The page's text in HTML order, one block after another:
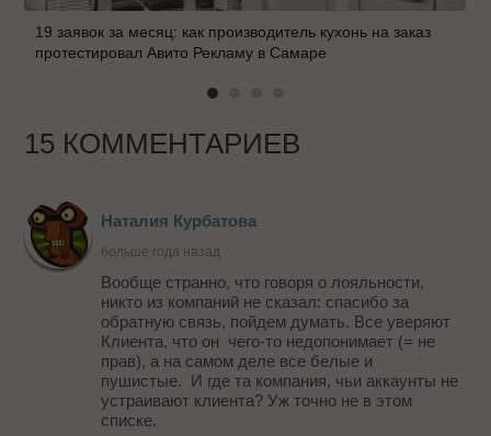
19 заявок за месяц: как производитель кухонь на заказ
протестировал Авито Рекламу в Самаре
15 КОММЕНТАРИЕВ
Наталия Курбатова
больше года назад
Вообще странно, что говоря о лояльности,
никто из компаний не сказал: спасибо за
обратную связь, пойдем думать. Все уверяют
Клиента, что он чего-то недопонимает (= не
прав), а на самом деле все белые и
пушистые. И где та компания, чьи аккаунты не
устраивают клиента? Уж точно не в этом
списке.